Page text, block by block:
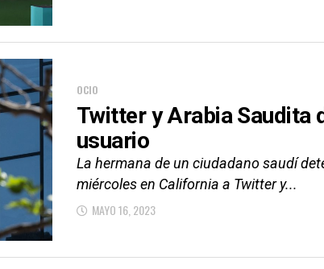
OCIO
Twitter y Arabia Saudita
usuario
La hermana de un ciudadano saudí
miércoles en California a Twitter y...
MAYO 16, 2023